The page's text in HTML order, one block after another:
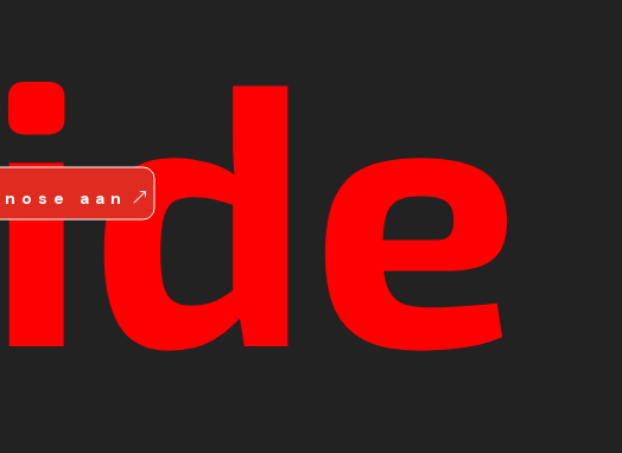
aan